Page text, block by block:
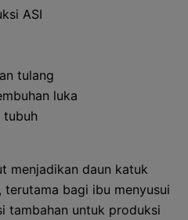
ASI
tulang
luka
tubuh
menjadikan daun katuk
terutama bagi ibu menyusui
tambahan untuk produksi